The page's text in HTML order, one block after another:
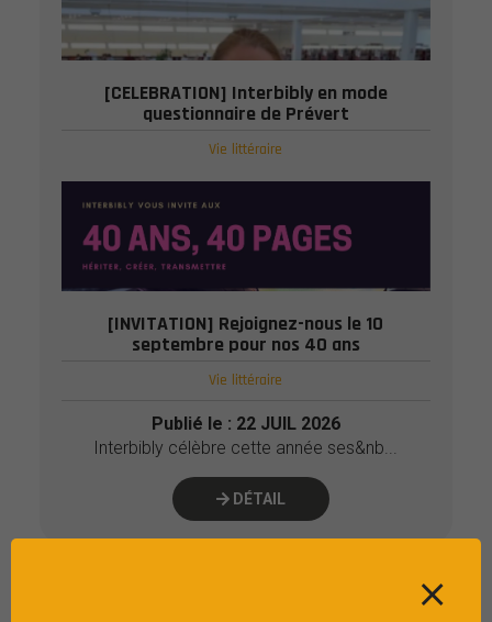
DÉTAIL
[CELEBRATION] Interbibly en mode
questionnaire de Prévert
Vie littéraire
[INVITATION] Rejoignez-nous le 10
septembre pour nos 40 ans
Vie littéraire
Publié le : 22 JUIL 2026
Interbibly célèbre cette année ses&nb...
DÉTAIL
⨯